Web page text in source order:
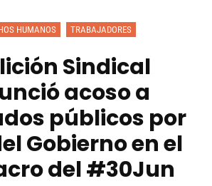
HUMANOS TRABAJADORES
Sindical
acoso a
públicos por
Gobierno en el
del #30Jun